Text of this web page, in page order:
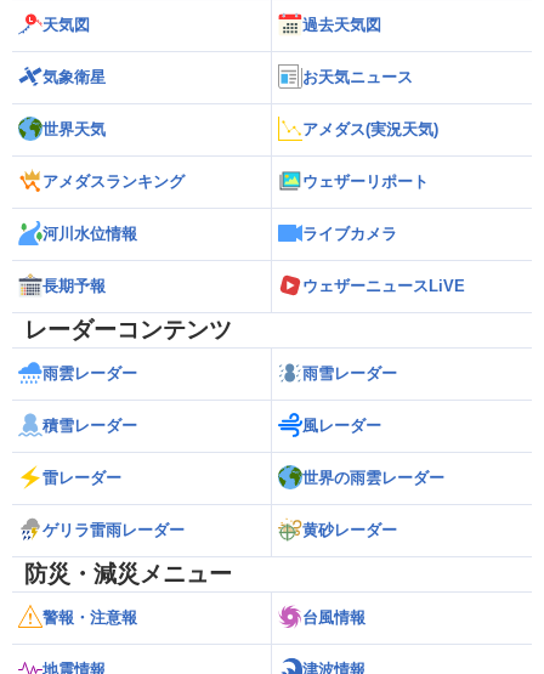
天気図 過去天気図
気象衛星 お天気ニュース
世界天気 アメダス(実況天気)
アメダスランキング ウェザーリポート
河川水位情報 ライブカメラ
長期予報 ウェザーニュースLiVE
レーダーコンテンツ
雨雲レーダー 雨雪レーダー
積雪レーダー 風レーダー
雷レーダー 世界の雨雲レーダー
ゲリラ雷雨レーダー 黄砂レーダー
防災・減災メニュー
警報・注意報 台風情報
地震情報 津波情報